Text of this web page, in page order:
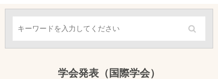
学会発表（国際学会）